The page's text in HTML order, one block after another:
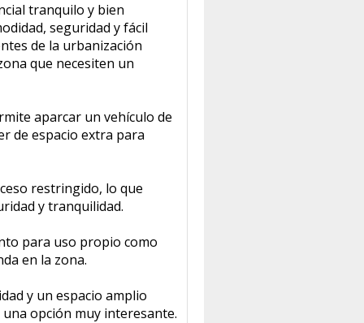
tranquilo y bien
seguridad y fácil
de la urbanización
que necesiten un
aparcar un vehículo de
de espacio extra para
restringido, lo que
y tranquilidad.
para uso propio como
en la zona.
y un espacio amplio
opción muy interesante.